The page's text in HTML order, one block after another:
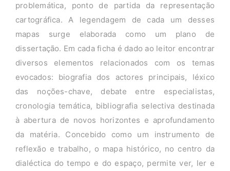
problemática, ponto de partida da representação
cartográfica. A legendagem de cada um desses
mapas surge elaborada como um plano de
dissertação. Em cada ficha é dado ao leitor encontrar
diversos elementos relacionados com os temas
evocados: biografia dos actores principais, léxico
das noções-chave, debate entre especialistas,
cronologia temática, bibliografia selectiva destinada
à abertura de novos horizontes e aprofundamento
da matéria. Concebido como um instrumento de
reflexão e trabalho, o mapa histórico, no centro da
dialéctica do tempo e do espaço, permite ver, ler e